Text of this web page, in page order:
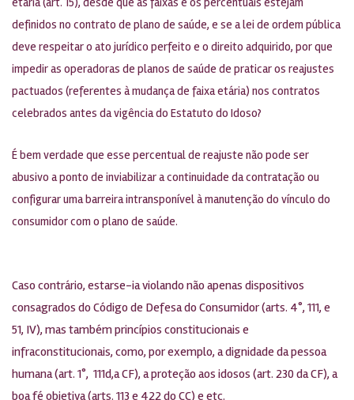
definidos no contrato de plano de saúde, e se a lei de ordem pública
deve respeitar o ato jurídico perfeito e o direito adquirido, por que
impedir as operadoras de planos de saúde de praticar os reajustes
pactuados (referentes à mudança de faixa etária) nos contratos
celebrados antes da vigência do Estatuto do Idoso?
É bem verdade que esse percentual de reajuste não pode ser
abusivo a ponto de inviabilizar a continuidade da contratação ou
configurar uma barreira intransponível à manutenção do vínculo do
consumidor com o plano de saúde.
Caso contrário, estarse-ia violando não apenas dispositivos
consagrados do Código de Defesa do Consumidor (arts. 4°, 111, e
51, IV), mas também princípios constitucionais e
infraconstitucionais, como, por exemplo, a dignidade da pessoa
humana (art. 1°, 111d,a CF), a proteção aos idosos (art. 230 da CF), a
boa fé objetiva (arts. 113 e 422 do CC) e etc.